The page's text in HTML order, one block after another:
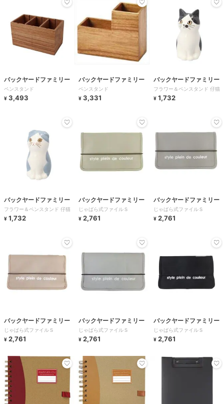
バックヤードファミリー
ペンスタンド
¥ 3,493
バックヤードファミリー
ペンスタンド
¥ 3,331
バックヤードファミリー
フラワー＆ペンスタンド 仔猫
¥ 1,732
バックヤードファミリー
フラワー＆ペンスタンド 仔猫
¥ 1,732
バックヤードファミリー
じゃばら式ファイルＳ
¥ 2,761
バックヤードファミリー
じゃばら式ファイルＳ
¥ 2,761
バックヤードファミリー
じゃばら式ファイルＳ
¥ 2,761
バックヤードファミリー
じゃばら式ファイルＳ
¥ 2,761
バックヤードファミリー
じゃばら式ファイルＳ
¥ 2,761